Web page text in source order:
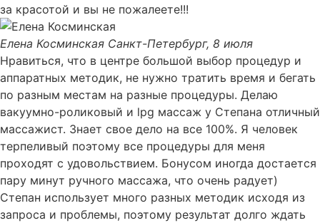
за красотой и вы не пожалеете!!!
Елена Косминская Санкт-Петербург, 8 июля
Нравиться, что в центре большой выбор процедур и
аппаратных методик, не нужно тратить время и бегать
по разным местам на разные процедуры. Делаю
вакуумно-роликовый и lpg массаж у Степана отличный
массажист. Знает свое дело на все 100%. Я человек
терпеливый поэтому все процедуры для меня
проходят с удовольствием. Бонусом иногда достается
пару минут ручного массажа, что очень радует)
Степан использует много разных методик исходя из
запроса и проблемы, поэтому результат долго ждать